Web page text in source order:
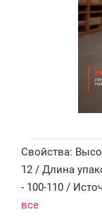
Свойства:
12 / Длина
- 100-110 /
все